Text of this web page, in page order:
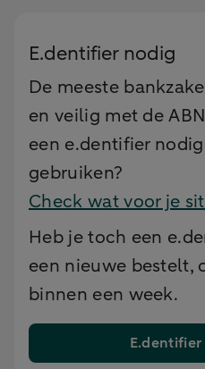
E.dentifier nodig
De meeste
en veilig met de
een e.dentifier
gebruiken?
Check wat voor je
Heb je toch een
een nieuwe bestelt,
binnen een week.